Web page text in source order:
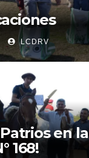
LCDRV
en la
168!